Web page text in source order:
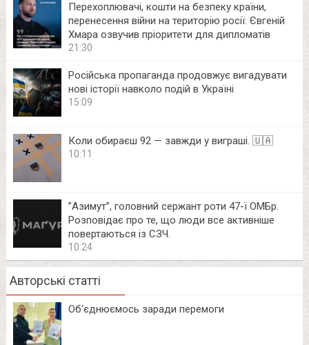
Перехоплювачі, кошти на безпеку країни,
перенесення війни на територію росії: Євгеній
Хмара озвучив пріоритети для дипломатів
21:30
Російська пропаганда продовжує вигадувати
нові історії навколо подій в Україні
15:09
Коли обираєш 92 — завжди у виграші. 🇺🇦
10:11
⁨”Азимут”, головний сержант роти 47-ї ОМБр.
Розповідає про те, що люди все активніше
повертаються із СЗЧ.
10:24
Авторські статті
Об‘єднюємось заради перемоги